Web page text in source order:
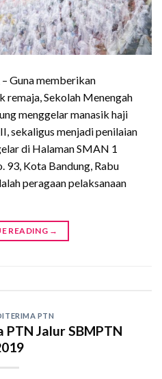
Guna memberikan
remaja, Sekolah Menengah
menggelar manasik haji
sekaligus menjadi penilaian
di Halaman SMAN 1
93, Kota Bandung, Rabu
peragaan pelaksanaan
READING →
PTN
PTN Jalur SBMPTN